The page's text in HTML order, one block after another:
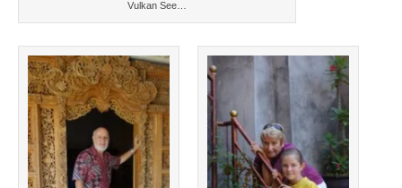
Vulkan See…